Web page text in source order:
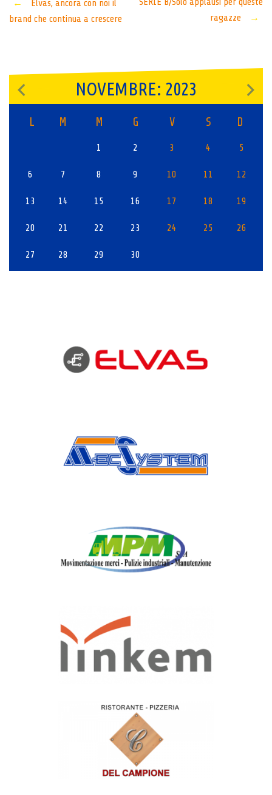
Post
←
Elvas, ancora con noi il
brand che continua a crescere
ragazze
→
NOVEMBRE: 2023
L M M G V S D
1 2 3 4 5
6 7 8 9 10 11 12
13 14 15 16 17 18 19
20 21 22 23 24 25 26
27 28 29 30